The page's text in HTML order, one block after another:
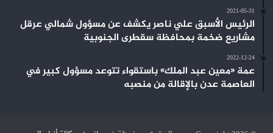
2021-05-31
الرئيس الأسبق علي ناصر يكشف عن مسؤول شمالي عرقل
مشاريع ضخمة بمحافظة سقطرى الجنوبية
2022-12-24
عمة «معين عبد الملك» باستقواء تتوعد مسؤول كبير في
العاصمة عدن بالإقالة من منصبه